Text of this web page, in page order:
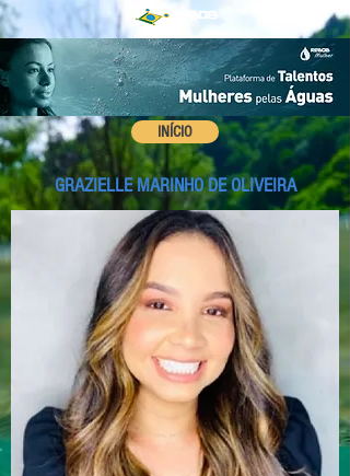
INÍCIO
GRAZIELLE MARINHO DE OLIVEIRA